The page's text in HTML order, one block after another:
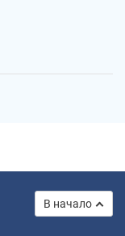
В начало